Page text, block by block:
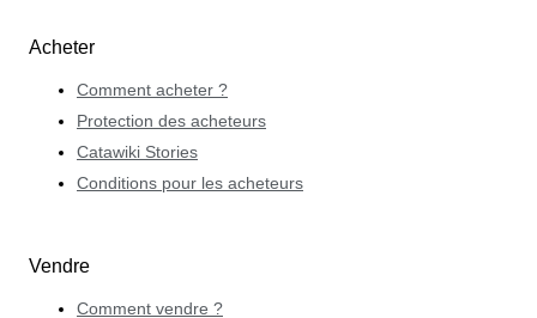
Acheter
Comment acheter ?
Protection des acheteurs
Catawiki Stories
Conditions pour les acheteurs
Vendre
Comment vendre ?